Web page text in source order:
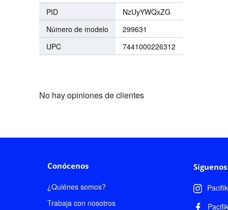
PID
NzUyYWQxZG
Número de modelo
299631
UPC
7441000226312
No hay opiniones de clientes
Conócenos
¿Quiénes somos?
Trabaja con nosotros